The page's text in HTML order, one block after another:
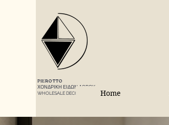
PIEROTTO
ΧΟΝΔΡΙΚΗ ΕΙΔΩΝ ΔΩΡΟΥ
WHOLESALE DECORATIONS
Home